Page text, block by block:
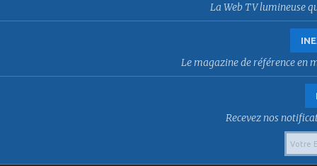
La Web TV lumineuse
Le magazine de référence en
Recevez nos